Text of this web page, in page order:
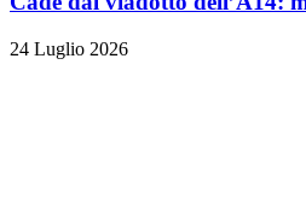
24 Luglio 2026